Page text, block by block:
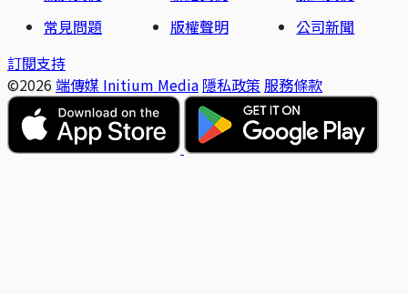
常見問題
版權聲明
公司新聞
訂閱支持
©2026 端傳媒 Initium Media 隱私政策 服務條款